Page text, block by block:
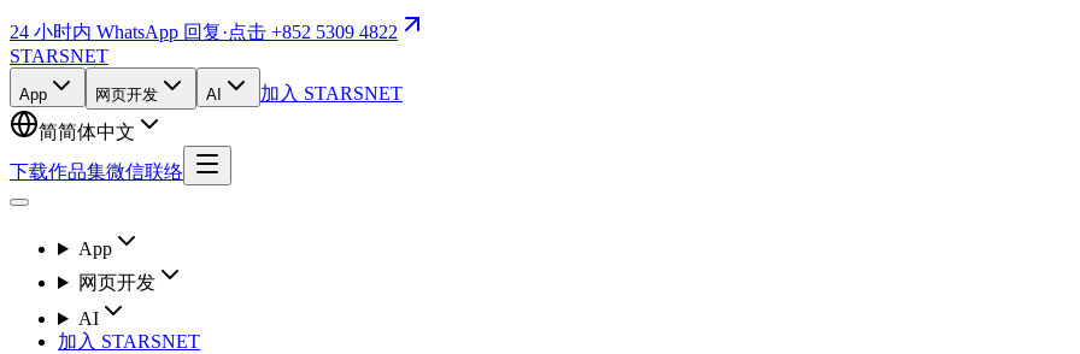
24 小时内 WhatsApp 回复·点击 +852 5309 4822
STARSNET
App 网页开发 AI
加入 STARSNET
简简体中文
下载作品集微信联络
App
网页开发
AI
加入 STARSNET